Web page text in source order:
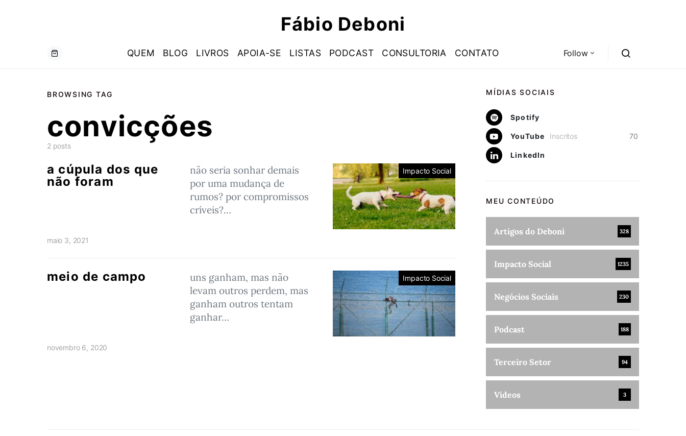
Fábio Deboni
QUEM BLOG LIVROS APOIA-SE LISTAS PODCAST CONSULTORIA CONTATO Follow
BROWSING TAG
convicções
2 posts
Impacto Social
a cúpula dos que
não foram
não seria sonhar demais
por uma mudança de
rumos? por compromissos
críveis?…
maio 3, 2021
Impacto Social
meio de campo
uns ganham, mas não
levam outros perdem, mas
ganham outros tentam
ganhar…
novembro 6, 2020
MÍDIAS SOCIAIS
Spotify
YouTube 70
Inscritos
LinkedIn
MEU CONTEÚDO
Artigos do Deboni 328
Impacto Social 1235
Negócios Sociais 230
Podcast 188
Terceiro Setor 94
Vídeos 3